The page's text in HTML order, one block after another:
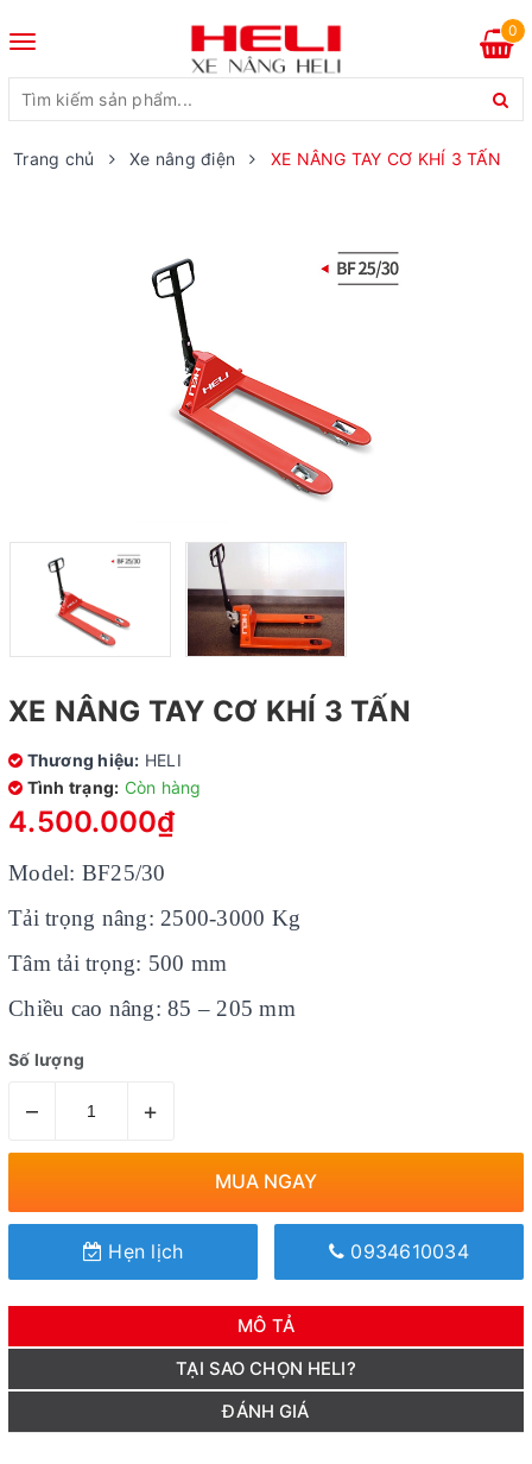
Toggle
0
Trang chủ Xe nâng điện XE NÂNG TAY CƠ KHÍ 3 TẤN
XE NÂNG TAY CƠ KHÍ 3 TẤN
Thương hiệu: HELI
Tình trạng: Còn hàng
4.500.000₫
Model: BF25/30
Tải trọng nâng: 2500-3000 Kg
Tâm tải trọng: 500 mm
Chiều cao nâng: 85 – 205 mm
Số lượng
– +
MUA NGAY
Hẹn lịch 0934610034
MÔ TẢ
TẠI SAO CHỌN HELI?
ĐÁNH GIÁ